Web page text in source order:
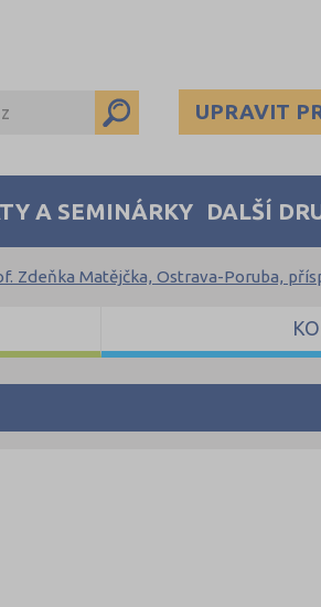
UPRAVIT
A SEMINÁRKY DALŠÍ
Zdeňka Matějčka, Ostrava-Poruba,